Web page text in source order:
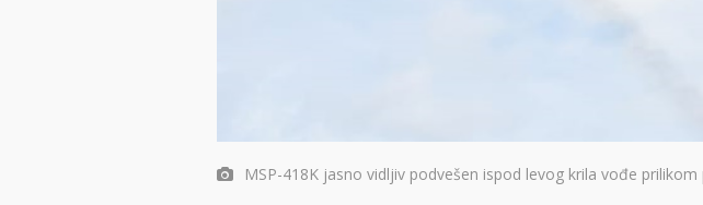
MSP-418K jasno vidljiv podvešen ispod levog krila vođe